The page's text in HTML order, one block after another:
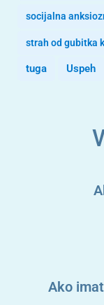
socijalna
strah od gubitka
tuga Uspeh
Ako